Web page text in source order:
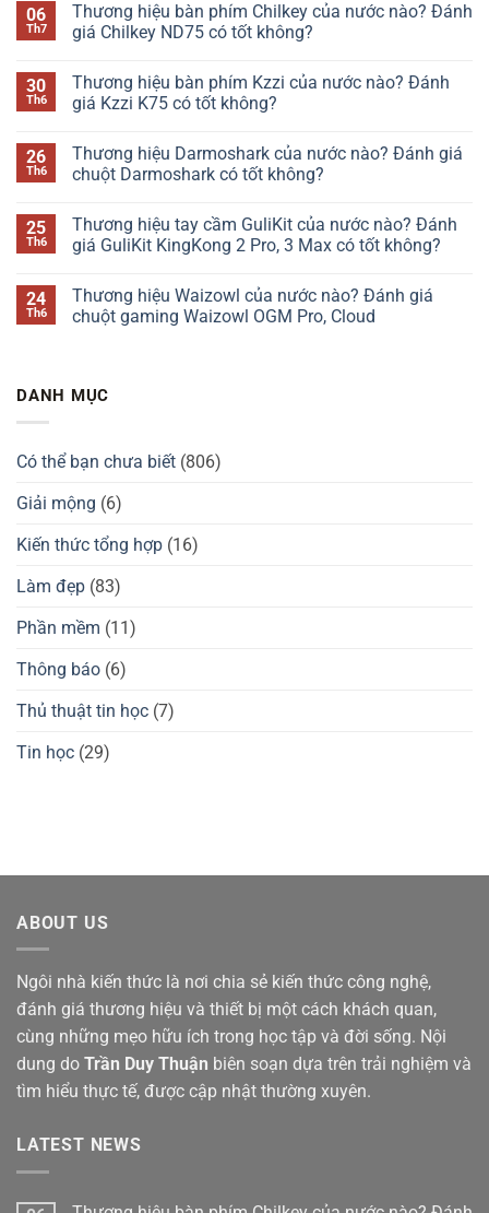
06
Th7
Thương hiệu bàn phím Chilkey của nước nào? Đánh
giá Chilkey ND75 có tốt không?
bình
luận
ở
bàn
phím
Chilkey
nào?
Đánh
giá
tốt
không?
30
Th6
Thương hiệu bàn phím Kzzi của nước nào? Đánh
giá Kzzi K75 có tốt không?
bình
luận
ở
bàn
phím
Kzzi
nào?
Đánh
giá
không?
26
Th6
Thương hiệu Darmoshark của nước nào? Đánh giá
chuột Darmoshark có tốt không?
bình
luận
ở
Darmoshark
của
nước
Darmoshark
25
Th6
Thương hiệu tay cầm GuliKit của nước nào? Đánh
giá GuliKit KingKong 2 Pro, 3 Max có tốt không?
bình
luận
ở
GuliKit
Đánh
giá
KingKong
2
3
Max
tốt
không?
24
Th6
Thương hiệu Waizowl của nước nào? Đánh giá
chuột gaming Waizowl OGM Pro, Cloud
ở
của
nước
Đánh
giá
gaming
Waizowl
Pro,
Cloud
DANH MỤC
Có thể bạn chưa biết (806)
Giải mộng (6)
Kiến thức tổng hợp (16)
Làm đẹp (83)
Phần mềm (11)
Thông báo (6)
Thủ thuật tin học (7)
Tin học (29)
ABOUT US
Ngôi nhà kiến thức là nơi chia sẻ kiến thức công nghệ,
đánh giá thương hiệu và thiết bị một cách khách quan,
cùng những mẹo hữu ích trong học tập và đời sống. Nội
dung do Trần Duy Thuận biên soạn dựa trên trải nghiệm và
tìm hiểu thực tế, được cập nhật thường xuyên.
LATEST NEWS